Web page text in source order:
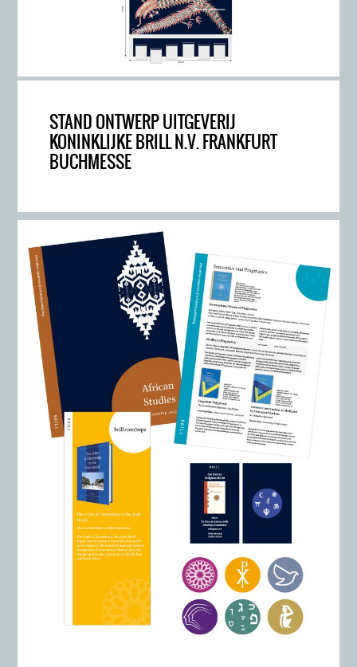
STAND ONTWERP UITGEVERIJ
KONINKLIJKE BRILL N.V. FRANKFURT
BUCHMESSE